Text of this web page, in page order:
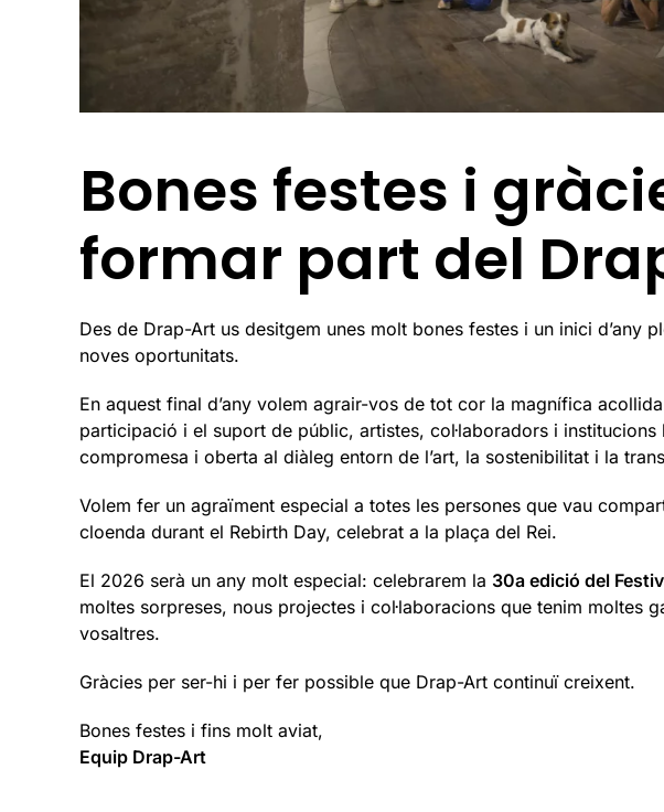
Bones festes i
formar part del
Des de Drap-Art us desitgem unes molt bones festes i un inici d’any
noves oportunitats.
En aquest final d’any volem agrair-vos de tot cor la magnífica
participació i el suport de públic, artistes, col·laboradors i
compromesa i oberta al diàleg entorn de l’art, la sostenibilitat i la
Volem fer un agraïment especial a totes les persones que vau
cloenda durant el Rebirth Day, celebrat a la plaça del Rei.
El 2026 serà un any molt especial: celebrarem la 30a edició del
moltes sorpreses, nous projectes i col·laboracions que tenim moltes
vosaltres.
Gràcies per ser-hi i per fer possible que Drap-Art continuï creixent.
Bones festes i fins molt aviat,
Equip Drap-Art